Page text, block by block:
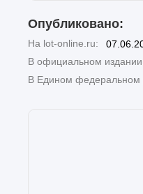
Опубликовано:
На lot-online.ru:
В официальном
В Едином федеральном